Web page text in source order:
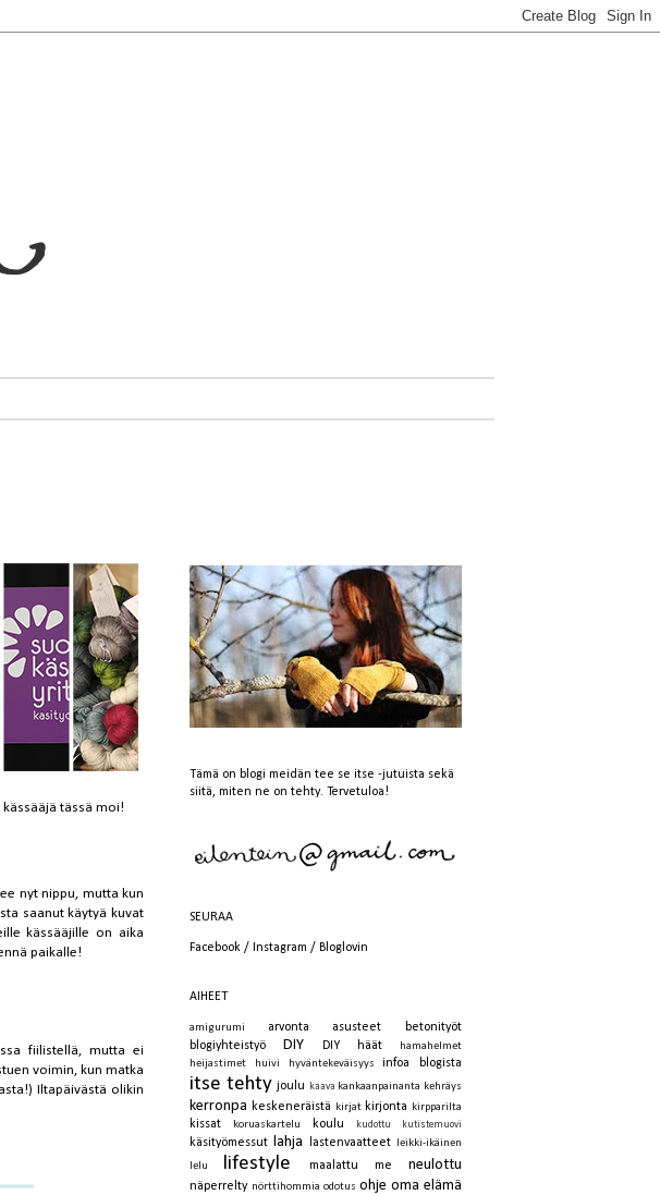
tässä moi!
nyt nippu, mutta kun
saanut käytyä kuvat
kässääjille on aika
paikalle!
fiilistellä, mutta ei
voimin, kun matka
Iltapäivästä olikin
Tämä on blogi meidän tee se itse -jutuista sekä
siitä, miten ne on tehty. Tervetuloa!
SEURAA
Facebook / Instagram / Bloglovin
AIHEET
amigurumi arvonta asusteet
betonityöt
blogiyhteistyö
DIY DIY häät
hamahelmet
heijastimet
huivi hyväntekeväisyys infoa blogista
itse tehty joulu kaava kankaanpainanta kehräys
kerronpa keskeneräistä kirjat kirjonta kirpparilta
kissat koruaskartelu koulu kudottu kutistemuovi
käsityömessut lahja lastenvaatteet
leikki-ikäinen
lelu
lifestyle maalattu me neulottu
näperrelty nörttihommia odotus ohje oma elämä